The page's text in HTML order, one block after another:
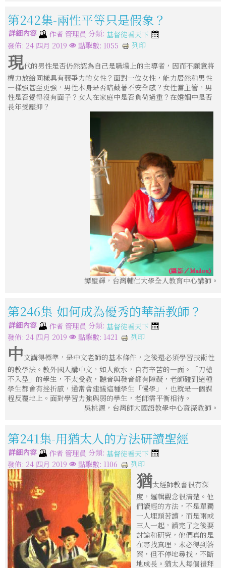
第242集-兩性平等只是假象？
詳細內容 作者 管理員 分類: 基督徒看天下
發佈: 24 四月 2019
點擊數: 1055 列印
現代的男性是否仍然認為自己是職場上的主導者，因而不願意將
權力放給同樣具有競爭力的女性？面對一位女性，能力居然和男性
一樣強甚至更強，男性本身是否暗藏著不安全感？女性當主管，男
性是否覺得沒有面子？女人在家庭中是否負荷過重？在婚姻中是否
長年受壓抑？
譚璧輝，台灣輔仁大學全人教育中心講師。
第246集-如何成為優秀的華語教師？
詳細內容 作者 管理員 分類: 基督徒看天下
發佈: 24 四月 2019
點擊數: 1421 列印
中文講得標準，是中文老師的基本條件，之後還必須學習技術性
的教學法。教外國人講中文，如人飲水，自有辛苦的一面。「刀槍
不入型」的學生，不太受教，聽音與發音都有障礙，老師碰到這種
學生都會有挫折感，通常會建議這種學生「慢學」，也就是一個課
程反覆地上。面對學習力強與弱的學生，老師需平衡相待。
吳桃源，台灣師大國語教學中心資深教師。
第241集-用猶太人的方法研讀聖經
詳細內容 作者 管理員 分類: 基督徒看天下
發佈: 24 四月 2019
點擊數: 1106 列印
猶太經師教書很有深
度，邏輯觀念很清楚。他
們讀經的方法，不是單獨
一人埋頭苦讀，而是兩或
三人一起，讀完了之後要
討論和研究，他們真的是
在尋找真理，未必得到答
案，但不停地尋找，不斷
地成長。猶太人每個禮拜